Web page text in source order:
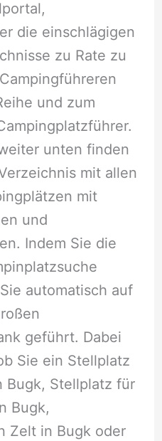
die einschlägigen
zu Rate zu
und zum
unten finden
mit allen
mit
und
Indem Sie die
automatisch auf
geführt. Dabei
Sie ein Stellplatz
Bugk, Stellplatz für
Bugk,
Zelt in Bugk oder